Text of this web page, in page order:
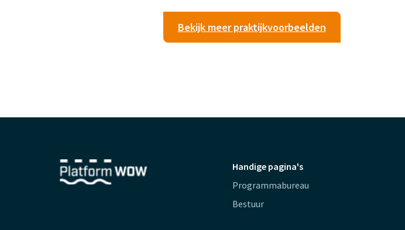
Bekijk meer praktijkvoorbeelden
Handige pagina's
Programmabureau
Bestuur